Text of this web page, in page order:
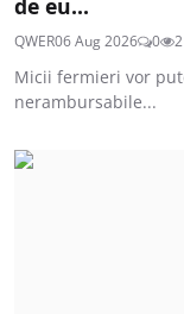
de eu...
QWER06 Aug 2026 0 2
Micii fermieri vor
nerambursabile...